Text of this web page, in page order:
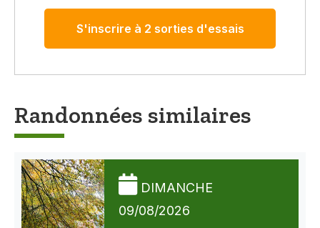
S'inscrire à 2 sorties d'essais
Randonnées similaires
DIMANCHE
09/08/2026